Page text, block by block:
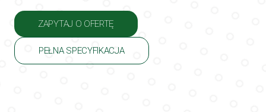
ZAPYTAJ O OFERTĘ
PEŁNA SPECYFIKACJA